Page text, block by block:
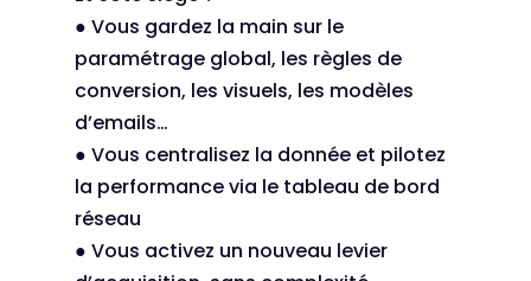
● Vous gardez la main sur le
paramétrage global, les règles de
conversion, les visuels, les modèles
d’emails…
● Vous centralisez la donnée et pilotez
la performance via le tableau de bord
réseau
● Vous activez un nouveau levier